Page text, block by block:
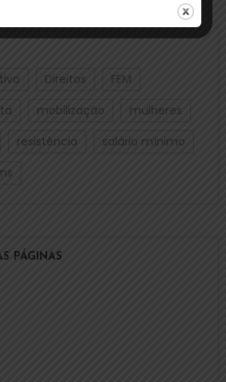
Direitos
FEM
mobilização
mulheres
resistência
salário mínimo
PÁGINAS